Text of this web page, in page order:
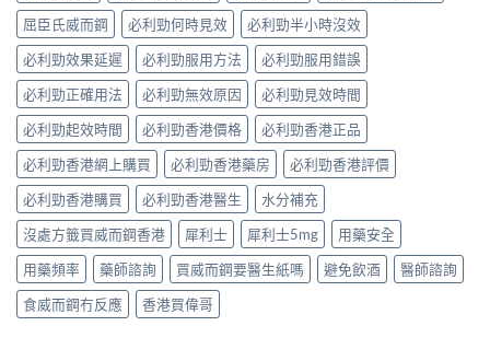
屈臣氏威而鋼
必利勁何時見效
必利勁半小時沒效
必利勁效果延遲
必利勁服用方法
必利勁服用錯誤
必利勁正確用法
必利勁無效原因
必利勁見效時間
必利勁起效時間
必利勁香港價格
必利勁香港正品
必利勁香港網上購買
必利勁香港藥房
必利勁香港評價
必利勁香港購買
必利勁香港醫生
水分補充
沒處方籤買威而鋼香港
犀利士 犀利士5mg
用藥安全
用藥頻率
藥師諮詢 買威而鋼要醫生紙嗎 避免飲酒
醫師諮詢
食威而鋼冇反應
香港買偉哥